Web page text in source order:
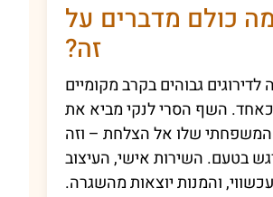
כולם מדברים על
זה?
גבוהים בקרב מקומיים
כאחד. השף הסרי לנקי מביא את
המשפחתי שלו אל הצלחת – וזה
בטעם. השירות אישי, העיצוב
והמנות יוצאות מהשגרה.